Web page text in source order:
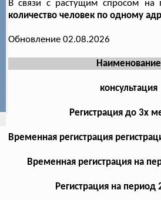
В связи с растущим спросом на
количество человек по одному
Обновление 02.08.2026
Наименование
консультация
Регистрация до 3х
Временная регистрация
Временная регистрация на
Регистрация на период